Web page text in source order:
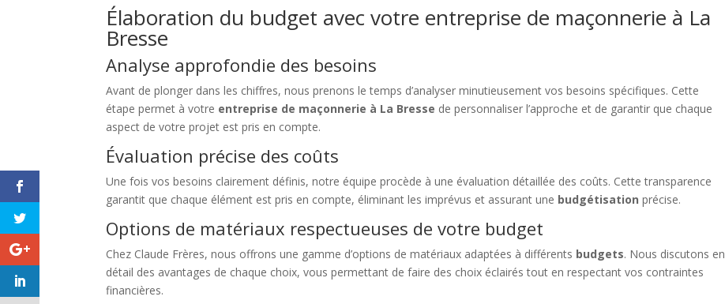
Élaboration du budget avec votre entreprise de maçonnerie à La
Bresse
Analyse approfondie des besoins
Avant de plonger dans les chiffres, nous prenons le temps d’analyser minutieusement vos besoins spécifiques. Cette
étape permet à votre entreprise de maçonnerie à La Bresse de personnaliser l’approche et de garantir que chaque
aspect de votre projet est pris en compte.
Évaluation précise des coûts
Une fois vos besoins clairement définis, notre équipe procède à une évaluation détaillée des coûts. Cette transparence
garantit que chaque élément est pris en compte, éliminant les imprévus et assurant une budgétisation précise.
Options de matériaux respectueuses de votre budget
Chez Claude Frères, nous offrons une gamme d’options de matériaux adaptées à différents budgets. Nous discutons en
détail des avantages de chaque choix, vous permettant de faire des choix éclairés tout en respectant vos contraintes
financières.